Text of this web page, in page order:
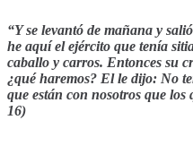
“Y se levantó de mañana y
he aquí el ejército que tenía
caballo y carros. Entonces su
¿qué haremos? El le dijo: No
que están con nosotros que los
16)